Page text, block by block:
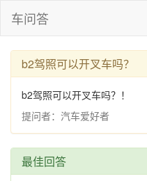
车问答
b2驾照可以开叉车吗？
b2驾照可以开叉车吗？！
提问者：汽车爱好者
最佳回答